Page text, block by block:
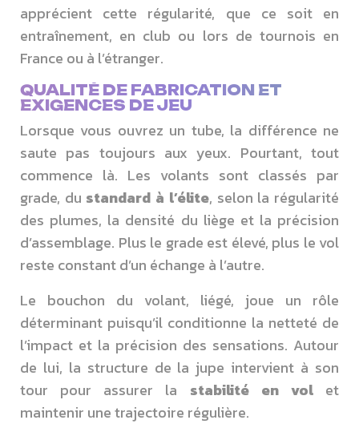
apprécient cette régularité, que ce soit en
entraînement, en club ou lors de tournois en
France ou à l’étranger.
QUALITÉ DE FABRICATION ET
EXIGENCES DE JEU
Lorsque vous ouvrez un tube, la différence ne
saute pas toujours aux yeux. Pourtant, tout
commence là. Les volants sont classés par
grade, du standard à l’élite, selon la régularité
des plumes, la densité du liège et la précision
d’assemblage. Plus le grade est élevé, plus le vol
reste constant d’un échange à l’autre.
Le bouchon du volant, liégé, joue un rôle
déterminant puisqu’il conditionne la netteté de
l’impact et la précision des sensations. Autour
de lui, la structure de la jupe intervient à son
tour pour assurer la stabilité en volet
maintenir une trajectoire régulière.